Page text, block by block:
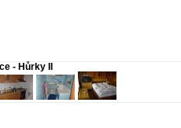
- Hůrky II